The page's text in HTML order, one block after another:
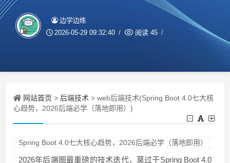
边学边练
2026-05-29 09:32:40 阅读 45
网站首页 > 后端技术 > web后端技术(Spring Boot 4.0七大核
心趋势，2026后端必学（落地即用）)
Spring Boot 4.0七大核心趋势，2026后端必学（落地即用）
2026年后端圈最重磅的技术迭代，莫过于Spring Boot 4.0